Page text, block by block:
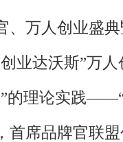
万人创业盛典
业达沃斯”万
的理论实践
首席品牌官联